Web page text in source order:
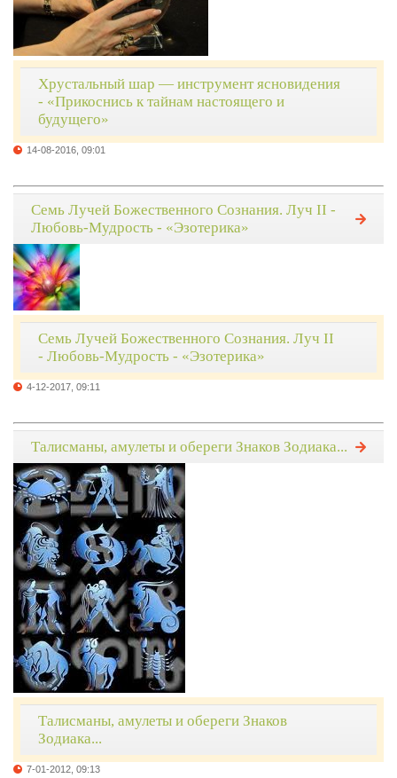
Хрустальный шар — инструмент ясновидения
- «Прикоснись к тайнам настоящего и
будущего»
14-08-2016, 09:01
Семь Лучей Божественного Сознания. Луч II -
Любовь-Мудрость - «Эзотерика»
Семь Лучей Божественного Сознания. Луч II
- Любовь-Мудрость - «Эзотерика»
4-12-2017, 09:11
Талисманы, амулеты и обереги Знаков Зодиака...
Талисманы, амулеты и обереги Знаков
Зодиака...
7-01-2012, 09:13